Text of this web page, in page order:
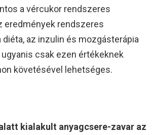
a vércukor rendszeres
eredmények rendszeres
diéta, az inzulin és mozgásterápia
csak ezen értékeknek
követésével lehetséges.
kialakult anyagcsere-zavar az